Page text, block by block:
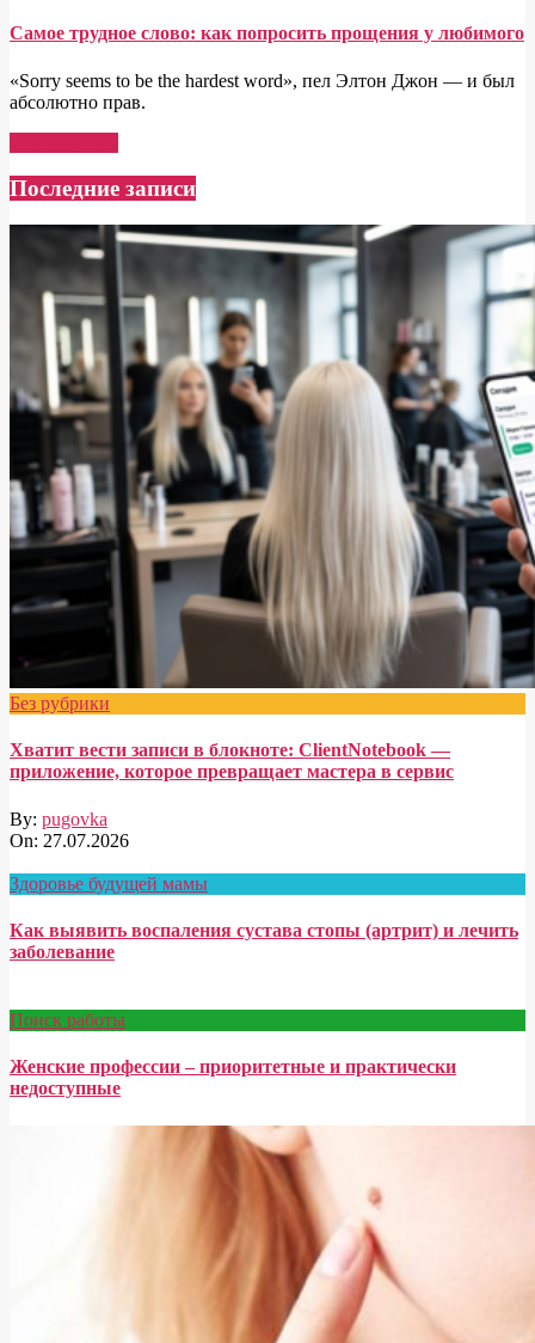
Самое трудное слово: как попросить прощения у любимого
«Sorry seems to be the hardest word», пел Элтон Джон — и был
абсолютно прав.
Последние записи
Без рубрики
Хватит вести записи в блокноте: ClientNotebook —
приложение, которое превращает мастера в сервис
By: pugovka
On: 27.07.2026
Здоровье будущей мамы
Как выявить воспаления сустава стопы (артрит) и лечить
заболевание
Поиск работы
Женские профессии – приоритетные и практически
недоступные